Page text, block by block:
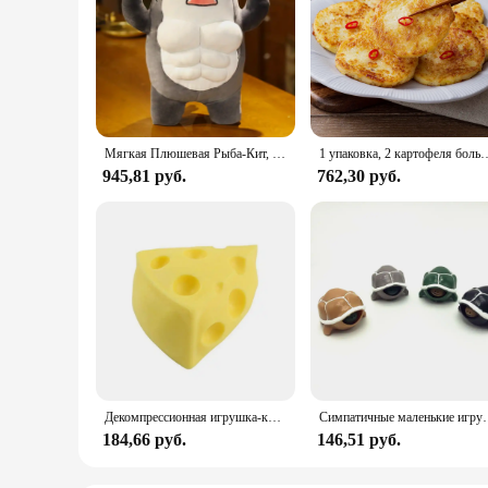
Мягкая Плюшевая Рыба-Кит, 45 см
945,81 руб.
1 упаковка, 2 картофеля
762,30 руб.
Декомпрессионная игрушка-кукуруза с сыром, забавная форма, медленно восстанавливающие форму игрушки для снятия стресса, антистресс для рук, игрушки, фиджет-подарок
184,66 руб.
Симпатичные маленькие игрушки-
146,51 руб.